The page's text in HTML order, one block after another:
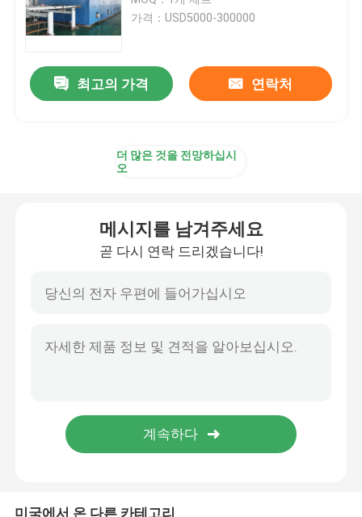
구성 열 고정 시간
직물 염색 기계
나염기
건조 기계를 쓰러뜨리세요
드라이어 기계를 완화시키세요
가격：USD5000-300000
최고의 가격 연락처
더 많은 것을 전망하십시
오
메시지를 남겨주세요
곧 다시 연락 드리겠습니다!
미국에서 온 다른 카테고리